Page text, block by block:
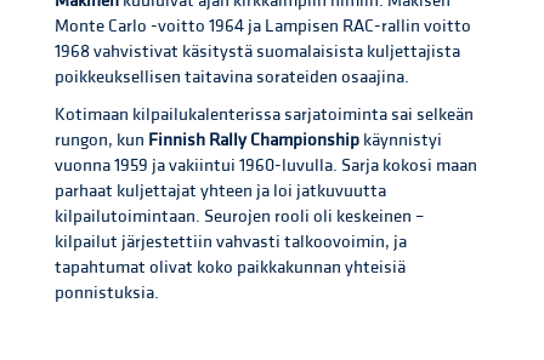
Monte Carlo -voitto 1964 ja Lampisen RAC-rallin voitto
1968 vahvistivat käsitystä suomalaisista kuljettajista
poikkeuksellisen taitavina sorateiden osaajina.
Kotimaan kilpailukalenterissa sarjatoiminta sai selkeän
rungon, kun Finnish Rally Championship käynnistyi
vuonna 1959 ja vakiintui 1960-luvulla. Sarja kokosi maan
parhaat kuljettajat yhteen ja loi jatkuvuutta
kilpailutoimintaan. Seurojen rooli oli keskeinen –
kilpailut järjestettiin vahvasti talkoovoimin, ja
tapahtumat olivat koko paikkakunnan yhteisiä
ponnistuksia.